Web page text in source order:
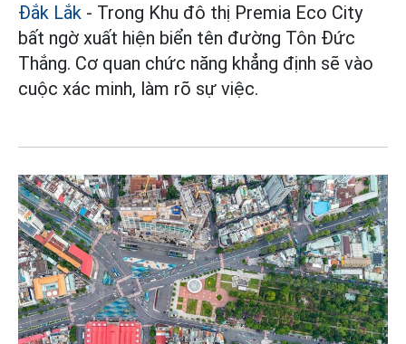
Đắk Lắk - Trong Khu đô thị Premia Eco City
bất ngờ xuất hiện biển tên đường Tôn Đức
Thắng. Cơ quan chức năng khẳng định sẽ vào
cuộc xác minh, làm rõ sự việc.